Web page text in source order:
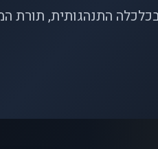
בכלכלה התנהגותית,